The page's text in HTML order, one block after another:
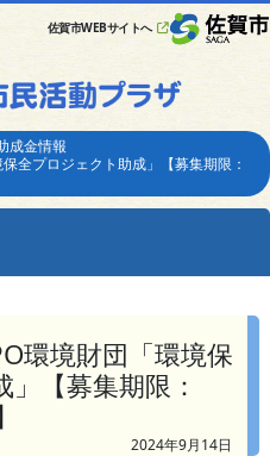
佐賀市WEBサイトへ
成金情報
全プロジェクト助成」【募集期限：
環境財団「環境保
【募集期限：
2024年9月14日